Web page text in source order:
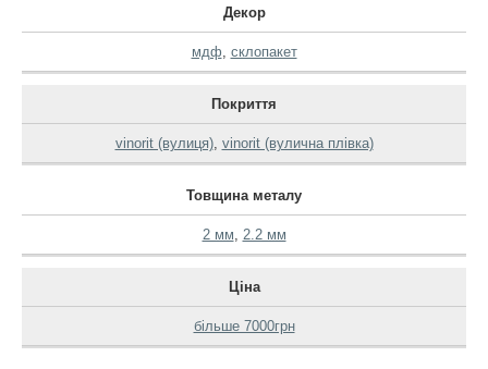
Декор
мдф, склопакет
Покриття
vinorit (вулиця), vinorit (вулична плівка)
Товщина металу
2 мм, 2.2 мм
Ціна
більше 7000грн